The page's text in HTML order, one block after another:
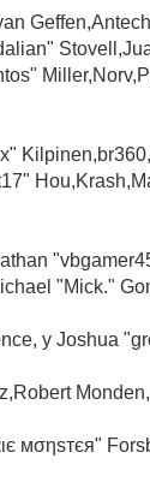
"Mick."
y Joshua
мσηѕтєя"